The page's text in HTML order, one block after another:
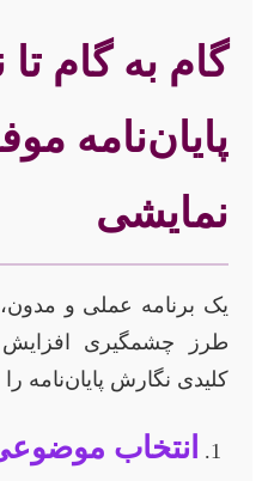
گام به گام
پایان‌نامه
نمایشی
یک برنامه عملی و
طرز چشمگیری افزایش
کلیدی نگارش پایان‌نامه
انتخاب